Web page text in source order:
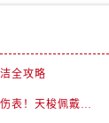
全攻略
表带太紧不仅难受，还伤表！天梭佩戴优化技巧